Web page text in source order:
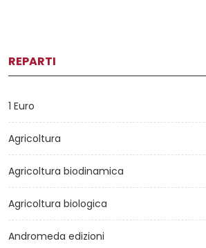
REPARTI
1 Euro
Agricoltura
Agricoltura biodinamica
Agricoltura biologica
Andromeda edizioni